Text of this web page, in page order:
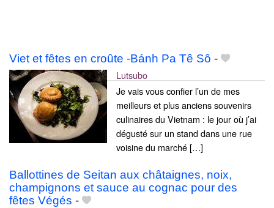
Viet et fêtes en croûte -Bánh Pa Tê Sô -
Lutsubo
Je vais vous confier l’un de mes
meilleurs et plus anciens souvenirs
culinaires du Vietnam : le jour où j’ai
dégusté sur un stand dans une rue
voisine du marché […]
Ballottines de Seitan aux châtaignes, noix,
champignons et sauce au cognac pour des
fêtes Végés -